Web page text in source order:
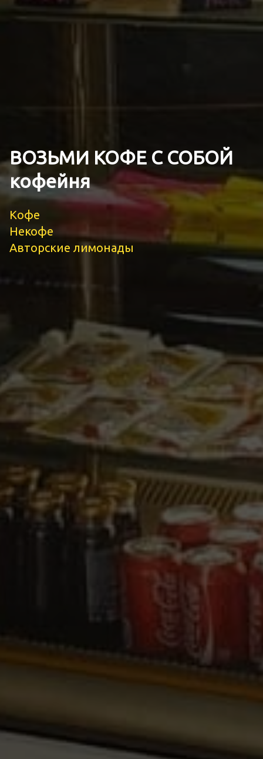
ВОЗЬМИ КОФЕ С СОБОЙ
кофейня
Кофе
Некофе
Авторские лимонады